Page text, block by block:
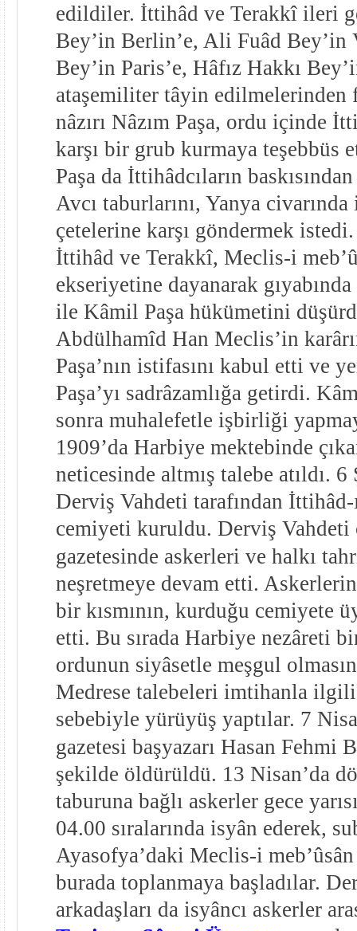
edildiler. İttihâd ve Terakkî ileri
Bey’in Berlin’e, Ali Fuâd Bey’in
Bey’in Paris’e, Hâfız Hakkı
ataşemiliter tâyin edilmelerinden
nâzırı Nâzım Paşa, ordu içinde
karşı bir grub kurmaya teşebbüs
Paşa da İttihâdcıların
Avcı taburlarını, Yanya
çetelerine karşı göndermek istedi.
İttihâd ve Terakkî, Meclis-i
ekseriyetine dayanarak
ile Kâmil Paşa hükümetini
Abdülhamîd Han Meclis’in
Paşa’nın istifasını kabul etti ve
Paşa’yı sadrâzamlığa getirdi.
sonra muhalefetle işbirliği
1909’da Harbiye mektebinde
neticesinde altmış talebe atıldı. 6
Derviş Vahdeti tarafından
cemiyeti kuruldu. Derviş Vahdeti
gazetesinde askerleri ve halkı
neşretmeye devam etti.
bir kısmının, kurduğu cemiyete
etti. Bu sırada Harbiye nezâreti
ordunun siyâsetle meşgul
Medrese talebeleri imtihanla
sebebiyle yürüyüş yaptılar. 7
gazetesi başyazarı Hasan Fehmi
şekilde öldürüldü. 13 Nisan’da
taburuna bağlı askerler gece
04.00 sıralarında isyân ederek,
Ayasofya’daki Meclis-i
burada toplanmaya başladılar.
arkadaşları da isyâncı askerler